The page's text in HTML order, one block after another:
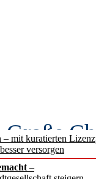
– mit kuratierten
versorgen
–